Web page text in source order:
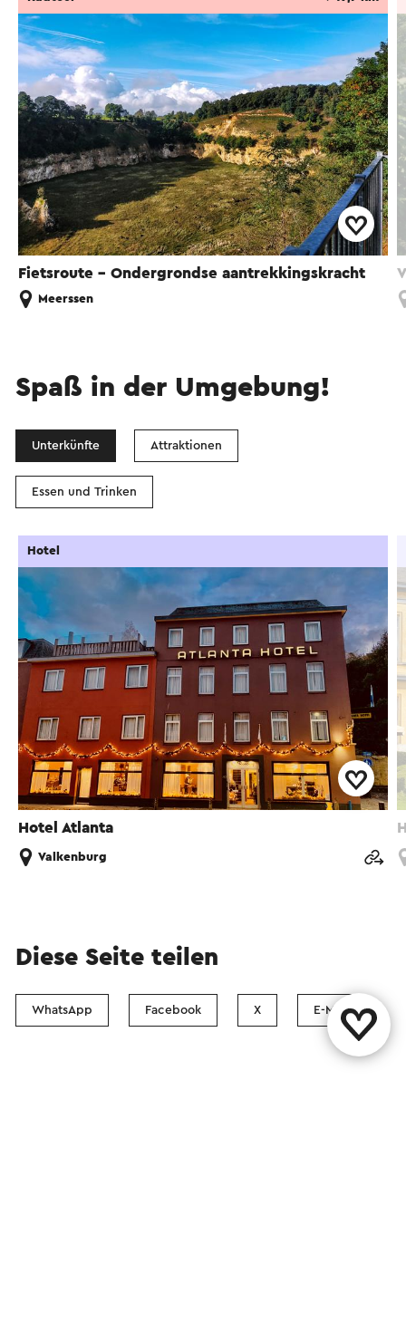
Fietsroute - Ondergrondse aantrekkingskracht
Meerssen
Spaß in der Umgebung!
Unterkünfte Attraktionen
Essen und Trinken
Hotel Atlanta
Hotel
Valkenburg
Diese Seite teilen
WhatsApp Facebook X E-Mail